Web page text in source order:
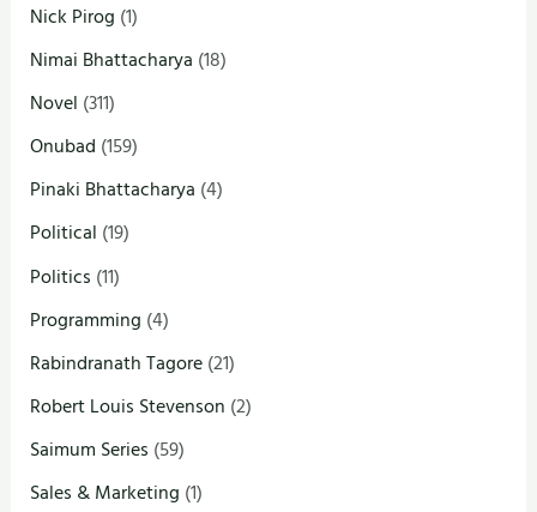
Nick Pirog (1)
Nimai Bhattacharya (18)
Novel (311)
Onubad (159)
Pinaki Bhattacharya (4)
Political (19)
Politics (11)
Programming (4)
Rabindranath Tagore(21)
Robert Louis Stevenson (2)
Saimum Series (59)
Sales & Marketing (1)